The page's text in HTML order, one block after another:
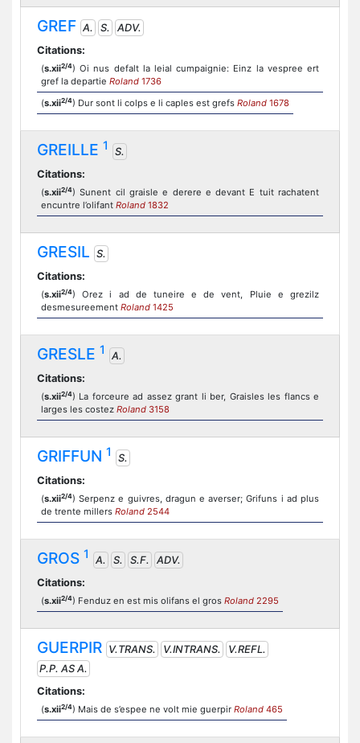
GREF A. S.
ADV.
Citations:
(s.xii2/4) Oi nus defalt la leial cumpaignie: Einz la vespree ert
gref la departie Roland 1736
(s.xii2/4) Dur sont li colps e li caples est grefs Roland 1678
GREILLE 1
S.
Citations:
(s.xii2/4) Sunent cil graisle e derere e devant E tuit rachatent
encuntre l’olifant Roland 1832
GRESIL S.
Citations:
(s.xii2/4) Orez i ad de tuneire e de vent, Pluie e grezilz
desmesureement Roland 1425
GRESLE 1
A.
Citations:
(s.xii2/4) La forceure ad assez grant li ber, Graisles les flancs e
larges les costez Roland 3158
GRIFFUN 1
S.
Citations:
(s.xii2/4) Serpenz e guivres, dragun e averser; Grifuns i ad plus
de trente millers Roland 2544
GROS 1 A. S. S.F.
ADV.
Citations:
(s.xii2/4) Fenduz en est mis olifans el gros Roland 2295
GUERPIR V.TRANS. V.INTRANS.
V.REFL.
P.P. AS A.
Citations:
(s.xii2/4) Mais de s’espee ne volt mie guerpir Roland 465